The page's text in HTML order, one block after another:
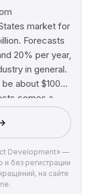
market for
Forecasts
20% per year,
in general.
about $100
comes a
of
great scope
a much-
for new
knowledge
Development» —
и без регистрации
на сайте